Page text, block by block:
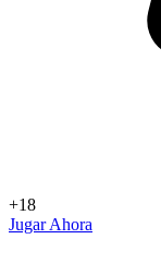
+18
Jugar Ahora